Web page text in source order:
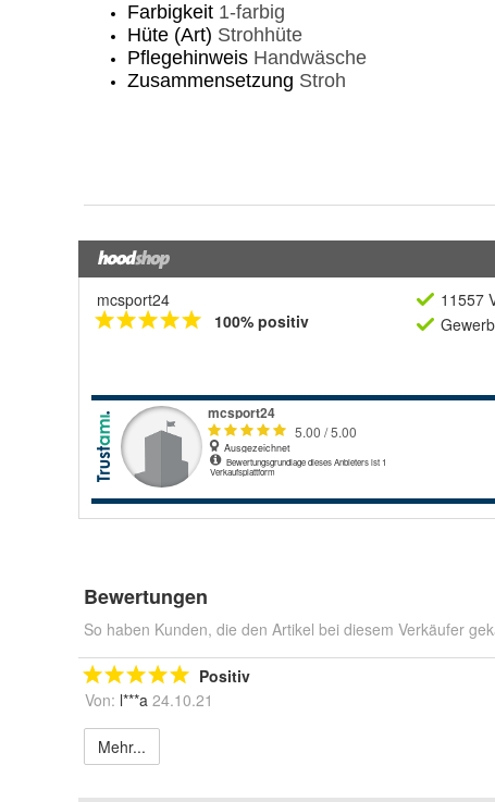
mcsport24
100% positiv
11557
Bewertungen
So haben Kunden, die den Artikel bei diesem Verkäufer
Positiv
Von: l***a 24.10.21
Mehr...